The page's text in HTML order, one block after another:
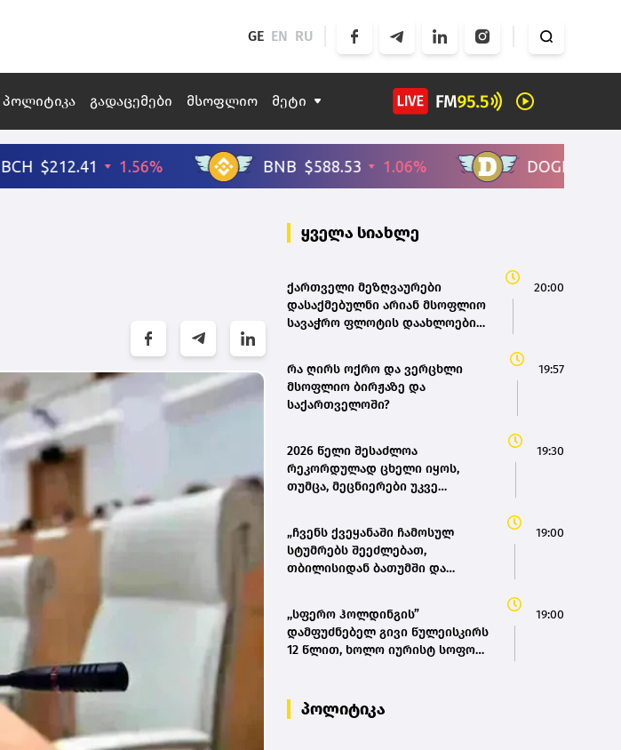
GE EN RU
პოლიტიკა გადაცემები მსოფლიო მეტი
ყველა სიახლე
ქართველი მეზღვაურები
დასაქმებულნი არიან მსოფლიო
სავაჭრო ფლოტის დაახლოებით
20:00
რა ღირს ოქრო და ვერცხლი
მსოფლიო ბირჟაზე და
საქართველოში?
19:57
2026 წელი შესაძლოა
რეკორდულად ცხელი იყოს,
თუმცა, მეცნიერები უკვე
19:30
„ჩვენს ქვეყანაში ჩამოსულ
სტუმრებს შეეძლებათ,
თბილისიდან ბათუმში და
შეუწყობს შიდა ტურიზმს,
საერთაშორისო ტურიზმს, ასევე
შიდა მობილობის გაუმჯობესებას
19:00
,,სფერო ჰოლდინგის”
დამფუძნებელ გივი წულეისკირს
12 წლით, ხოლო იურისტ სოფო
19:00
პოლიტიკა